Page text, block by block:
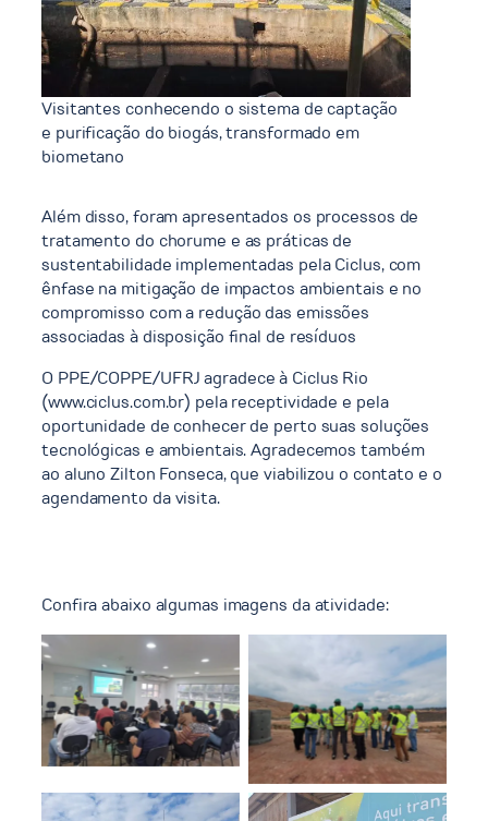
Visitantes conhecendo o sistema de captação
e purificação do biogás, transformado em
biometano
Além disso, foram apresentados os processos de
tratamento do chorume e as práticas de
sustentabilidade implementadas pela Ciclus, com
ênfase na mitigação de impactos ambientais e no
compromisso com a redução das emissões
associadas à disposição final de resíduos
O PPE/COPPE/UFRJ agradece à Ciclus Rio
(www.ciclus.com.br) pela receptividade e pela
oportunidade de conhecer de perto suas soluções
tecnológicas e ambientais. Agradecemos também
ao aluno Zilton Fonseca, que viabilizou o contato e o
agendamento da visita.
Confira abaixo algumas imagens da atividade:
Visita técnica ao aterro
sanitário bioenergético
da Ciclus Rio
Visita técnica ao aterro
sanitário bioenergético
da Ciclus Rio